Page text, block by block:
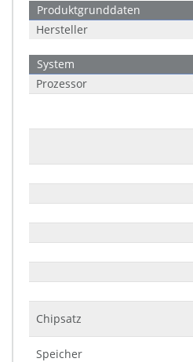
Produktgrunddaten
Hersteller
System
Prozessor
Chipsatz
Speicher